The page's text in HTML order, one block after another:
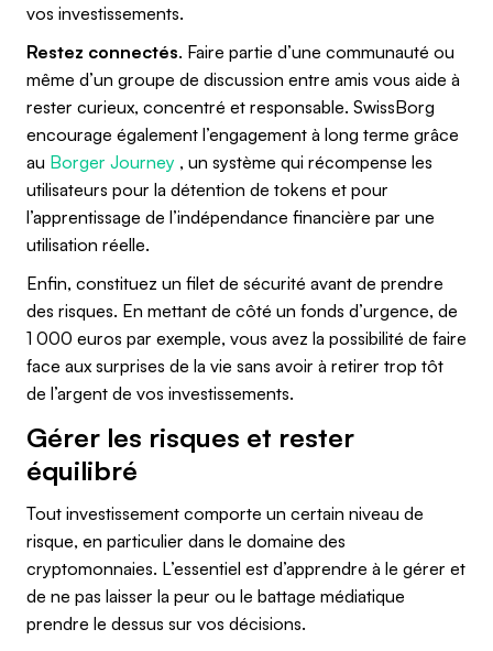
vos investissements.
Restez connectés. Faire partie d’une communauté ou
même d’un groupe de discussion entre amis vous aide à
rester curieux, concentré et responsable. SwissBorg
encourage également l’engagement à long terme grâce
au Borger Journey , un système qui récompense les
utilisateurs pour la détention de tokens et pour
l’apprentissage de l’indépendance financière par une
utilisation réelle.
Enfin, constituez un filet de sécurité avant de prendre
des risques. En mettant de côté un fonds d’urgence, de
1 000 euros par exemple, vous avez la possibilité de faire
face aux surprises de la vie sans avoir à retirer trop tôt
de l’argent de vos investissements.
Gérer les risques et rester
équilibré
Tout investissement comporte un certain niveau de
risque, en particulier dans le domaine des
cryptomonnaies. L’essentiel est d’apprendre à le gérer et
de ne pas laisser la peur ou le battage médiatique
prendre le dessus sur vos décisions.